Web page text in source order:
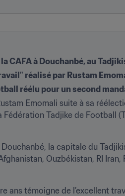
CAFA à Douchanbé, au
réalisé par Rustam
réélu pour un second
Emomali suite à sa
Fédération Tadjike de Football
la capitale du
Ouzbékistan, RI
ans témoigne de l’excellent